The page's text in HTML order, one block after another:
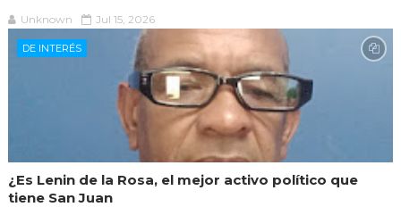
Unknown Jul 15, 2026
DE INTERÉS
¿Es Lenin de la Rosa, el mejor activo político que
tiene San Juan